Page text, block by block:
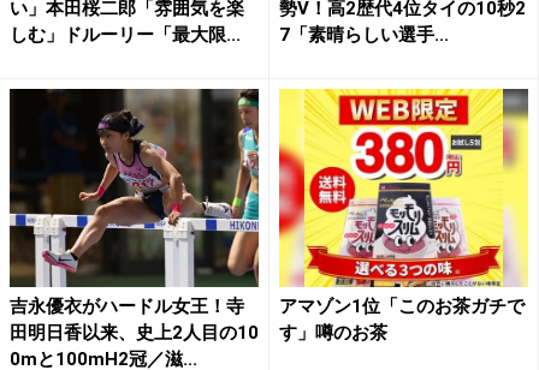
い」本田桜二郎「雰囲気を楽
しむ」ドルーリー「最大限...
勢V！高2歴代4位タイの10秒2
7「素晴らしい選手...
吉永優衣がハードル女王！寺
田明日香以来、史上2人目の10
0mと100mH2冠／滋...
アマゾン1位「このお茶ガチで
す」噂のお茶